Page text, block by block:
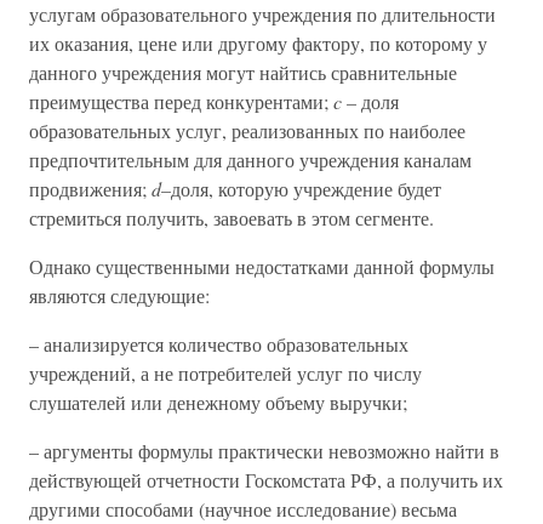
услугам образовательного учреждения по длительности
их оказания, цене или другому фактору, по которому у
данного учреждения могут найтись сравнительные
преимущества перед конкурентами; c – доля
образовательных услуг, реализованных по наиболее
предпочтительным для данного учреждения каналам
продвижения; d–доля, которую учреждение будет
стремиться получить, завоевать в этом сегменте.
Однако существенными недостатками данной формулы
являются следующие:
– анализируется количество образовательных
учреждений, а не потребителей услуг по числу
слушателей или денежному объему выручки;
– аргументы формулы практически невозможно найти в
действующей отчетности Госкомстата РФ, а получить их
другими способами (научное исследование) весьма